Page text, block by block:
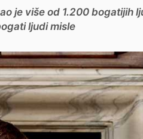
je više od 1.200 bogatijih
ljudi misle